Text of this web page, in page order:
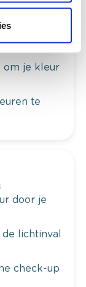
je
om je kleur
te
door je
lichtinval
check-up